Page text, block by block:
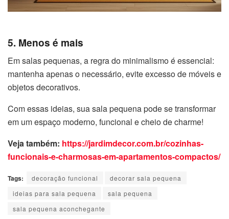
5. Menos é mais
Em salas pequenas, a regra do minimalismo é essencial:
mantenha apenas o necessário, evite excesso de móveis e
objetos decorativos.
Com essas ideias, sua sala pequena pode se transformar
em um espaço moderno, funcional e cheio de charme!
Veja também: https://jardimdecor.com.br/cozinhas-
funcionais-e-charmosas-em-apartamentos-compactos/
Tags: decoração funcional
decorar sala pequena
ideias para sala pequena
sala pequena
sala pequena aconchegante